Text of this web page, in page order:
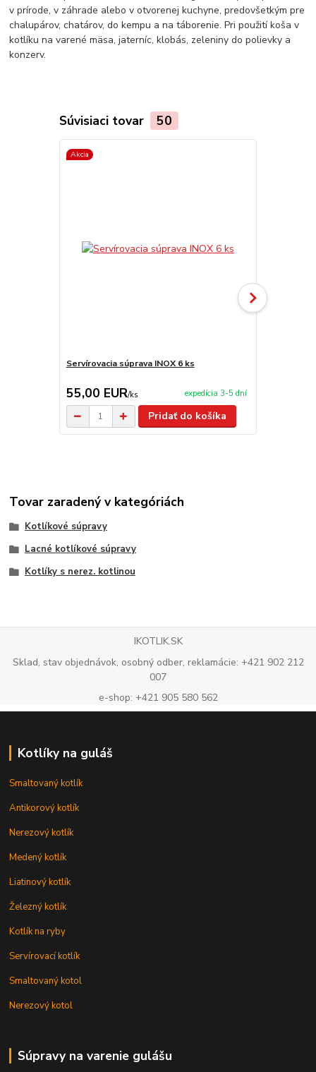
v prírode, v záhrade alebo v otvorenej kuchyne, predovšetkým pre
chalupárov, chatárov, do kempu a na táborenie. Pri použití koša v
kotlíku na varené mäsa, jaterníc, klobás, zeleniny do polievky a
konzerv.
Súvisiaci tovar 50
Akcia
Servírovacia súprava INOX 6 ks
55,00 EUR/ks expedícia 3-5 dní
Pridať do košíka
Tovar zaradený v kategóriách
Kotlíkové súpravy
Lacné kotlíkové súpravy
Kotlíky s nerez. kotlinou
IKOTLIK.SK
Sklad, stav objednávok, osobný odber, reklamácie: +421 902 212
007
e-shop: +421 905 580 562
Kotlíky na guláš
Smaltovaný kotlík
Antikorový kotlík
Nerezový kotlík
Medený kotlík
Liatinový kotlík
Železný kotlík
Kotlík na ryby
Servírovací kotlík
Smaltovaný kotol
Nerezový kotol
Súpravy na varenie gulášu